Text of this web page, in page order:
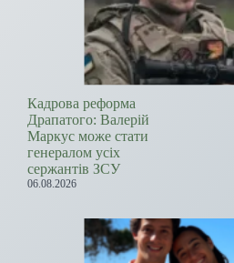
Кадрова реформа
Драпатого: Валерій
Маркус може стати
генералом усіх
сержантів ЗСУ
06.08.2026